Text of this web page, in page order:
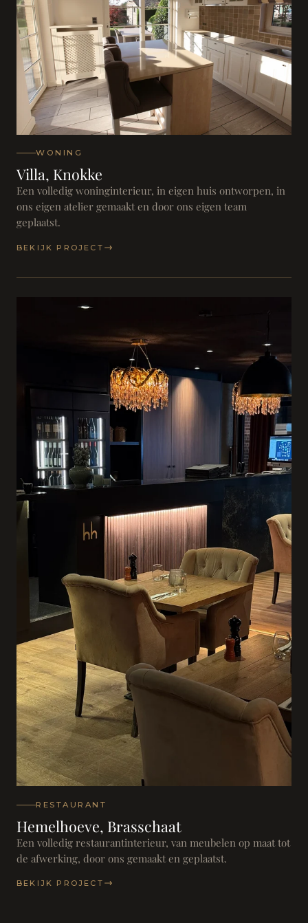
WONING
Villa, Knokke
Een volledig woninginterieur, in eigen huis ontworpen, in
ons eigen atelier gemaakt en door ons eigen team
geplaatst.
BEKIJK PROJECT
RESTAURANT
Hemelhoeve, Brasschaat
Een volledig restaurantinterieur, van meubelen op maat tot
de afwerking, door ons gemaakt en geplaatst.
BEKIJK PROJECT